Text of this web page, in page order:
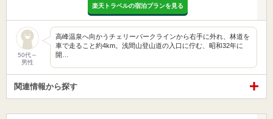
楽天トラベルの宿泊プランを見る
50代～
男性
高峰温泉へ向かうチェリーパークラインから右手に外れ、林道を
車で走ること約4km。浅間山登山道の入口に佇む、昭和32年に
開…
関連情報から探す